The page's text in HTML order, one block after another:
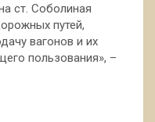
ст. Соболиная
путей,
вагонов и их
пользования», –